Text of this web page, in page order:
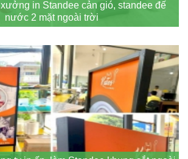
in Standee cản gió, standee đế
nước 2 mặt ngoài trời